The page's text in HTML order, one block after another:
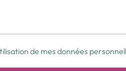
de mes données